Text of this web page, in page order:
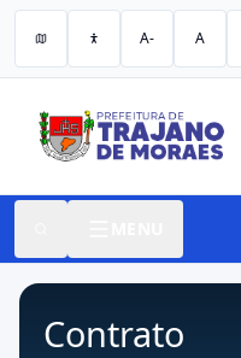
A- A
Contrato